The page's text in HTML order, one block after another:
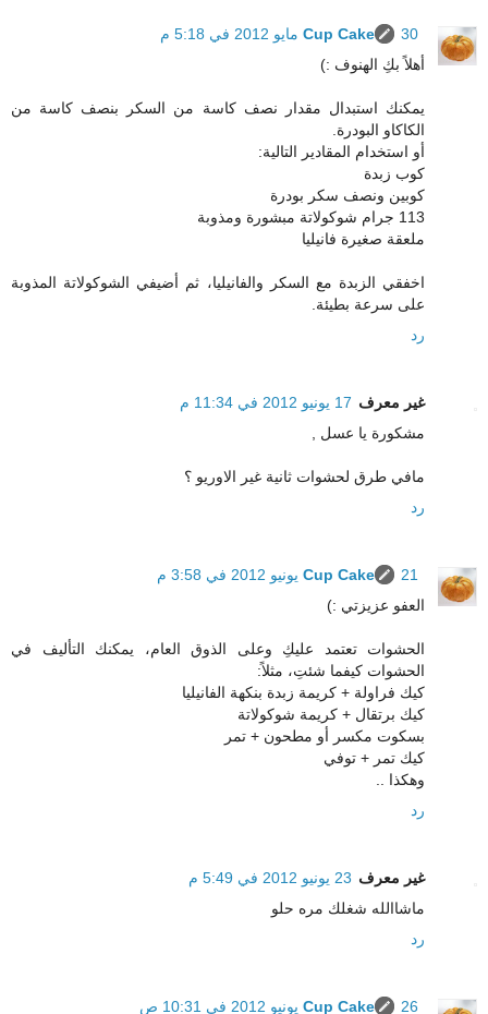
Cup Cake
30 مايو 2012 في 5:18 م
أهلاً بكِ الهنوف :)
يمكنك استبدال مقدار نصف كاسة من السكر بنصف كاسة من
الكاكاو البودرة.
أو استخدام المقادير التالية:
كوب زبدة
كوبين ونصف سكر بودرة
113 جرام شوكولاتة مبشورة ومذوبة
ملعقة صغيرة فانيليا
اخفقي الزبدة مع السكر والفانيليا، ثم أضيفي الشوكولاتة المذوبة
على سرعة بطيئة.
رد
غير معرف 17 يونيو 2012 في 11:34 م
مشكورة يا عسل ,
مافي طرق لحشوات ثانية غير الاوريو ؟
رد
Cup Cake
21 يونيو 2012 في 3:58 م
العفو عزيزتي :)
الحشوات تعتمد عليكِ وعلى الذوق العام، يمكنك التأليف في
الحشوات كيفما شئتِ، مثلاً:
كيك فراولة + كريمة زبدة بنكهة الفانيليا
كيك برتقال + كريمة شوكولاتة
بسكوت مكسر أو مطحون + تمر
كيك تمر + توفي
وهكذا ..
رد
غير معرف 23 يونيو 2012 في 5:49 م
ماشاالله شغلك مره حلو
رد
Cup Cake 26 يونيو 2012 في 10:31 ص